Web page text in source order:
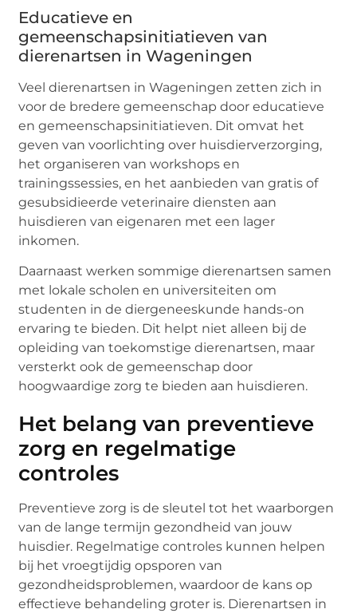
Educatieve en
gemeenschapsinitiatieven van
dierenartsen in Wageningen
Veel dierenartsen in Wageningen zetten zich in
voor de bredere gemeenschap door educatieve
en gemeenschapsinitiatieven. Dit omvat het
geven van voorlichting over huisdierverzorging,
het organiseren van workshops en
trainingssessies, en het aanbieden van gratis of
gesubsidieerde veterinaire diensten aan
huisdieren van eigenaren met een lager
inkomen.
Daarnaast werken sommige dierenartsen samen
met lokale scholen en universiteiten om
studenten in de diergeneeskunde hands-on
ervaring te bieden. Dit helpt niet alleen bij de
opleiding van toekomstige dierenartsen, maar
versterkt ook de gemeenschap door
hoogwaardige zorg te bieden aan huisdieren.
Het belang van preventieve
zorg en regelmatige
controles
Preventieve zorg is de sleutel tot het waarborgen
van de lange termijn gezondheid van jouw
huisdier. Regelmatige controles kunnen helpen
bij het vroegtijdig opsporen van
gezondheidsproblemen, waardoor de kans op
effectieve behandeling groter is. Dierenartsen in